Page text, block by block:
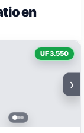
en
UF 3.550
›